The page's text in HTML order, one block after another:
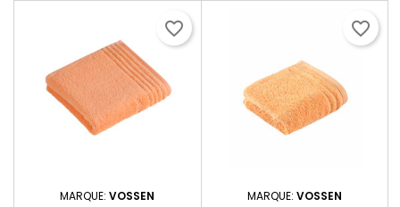
MARQUE:VOSSEN
favorite_border
MARQUE: VOSSEN
favorite_border